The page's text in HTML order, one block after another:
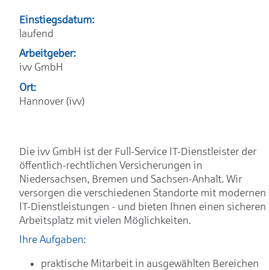
Einstiegsdatum:
laufend
Arbeitgeber:
ivv GmbH
Ort:
Hannover (ivv)
Die ivv GmbH ist der Full-Service IT-Dienstleister der
öffentlich-rechtlichen Versicherungen in
Niedersachsen, Bremen und Sachsen-Anhalt. Wir
versorgen die verschiedenen Standorte mit modernen
IT-Dienstleistungen - und bieten Ihnen einen sicheren
Arbeitsplatz mit vielen Möglichkeiten.
Ihre Aufgaben:
praktische Mitarbeit in ausgewählten Bereichen